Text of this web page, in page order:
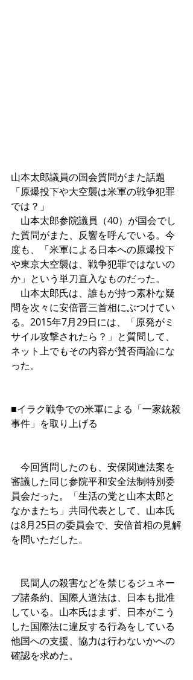
山本太郎議員の国会質問がまた話題
「原爆投下や大空襲は米軍の戦争犯罪
では？」
山本太郎参院議員（40）が国会でし
た質問がまた、反響を呼んでいる。今
度も、「米軍による日本への原爆投下
や東京大空襲は、戦争犯罪ではないの
か」という単刀直入なものだった。
山本太郎氏は、誰もが持つ素朴な疑
問を次々に安倍晋三首相にぶつけてい
る。2015年7月29日には、「原発がミ
サイル攻撃されたら？」と質問して、
ネット上でもその内容が賛否両論にな
った。
■イラク戦争での米軍による「一家銃殺
事件」を取り上げる
今回質問したのも、安保関連法案を
審議した同じ参院平和安全法制特別委
員会だった。「生活の党と山本太郎と
なかまたち」共同代表として、山本氏
は8月25日の委員会で、安倍首相の見解
を問いただした。
民間人の殺害などを禁じるジュネー
ブ諸条約、国際人道法は、日本も批准
している。山本氏はまず、日本がこう
した国際法に違反する行為をしている
他国への支援、協力は行わないかへの
確認を求めた。